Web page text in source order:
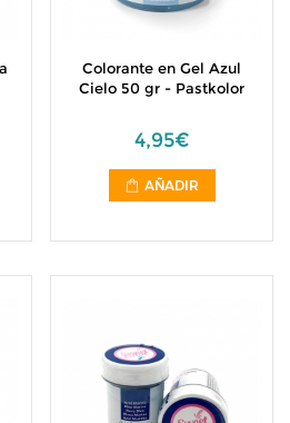
Colorante en Gel Azul
Cielo 50 gr - Pastkolor
4,95€
AÑADIR